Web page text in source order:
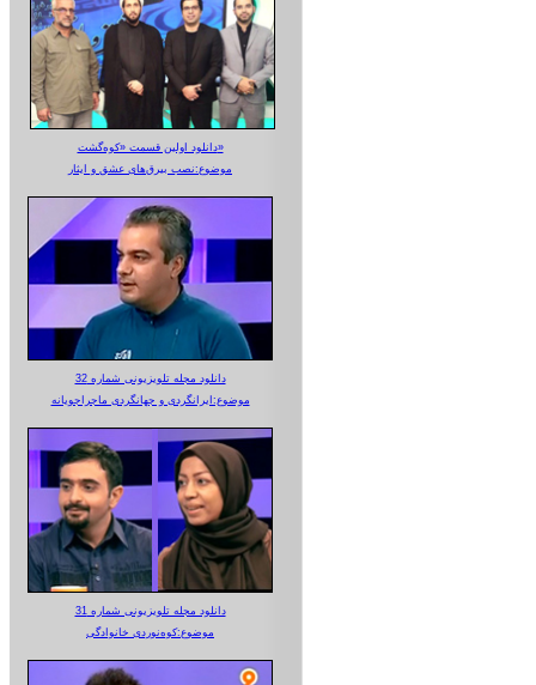
دانلود اولین قسمت «کوه‌گشت»
موضوع:نصب بیرق‌های عشق و ایثار
دانلود مجله تلویزیونی شماره 32
موضوع:ایرانگردی و جهانگردی ماجراجویانه
دانلود مجله تلویزیونی شماره 31
موضوع:کوه‌نوردی خانوادگی